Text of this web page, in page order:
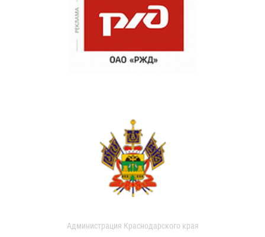
Администрация Краснодарского края